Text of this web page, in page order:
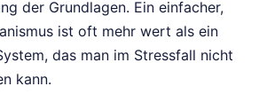
der Grundlagen. Ein einfacher,
ist oft mehr wert als ein
das man im Stressfall nicht
kann.